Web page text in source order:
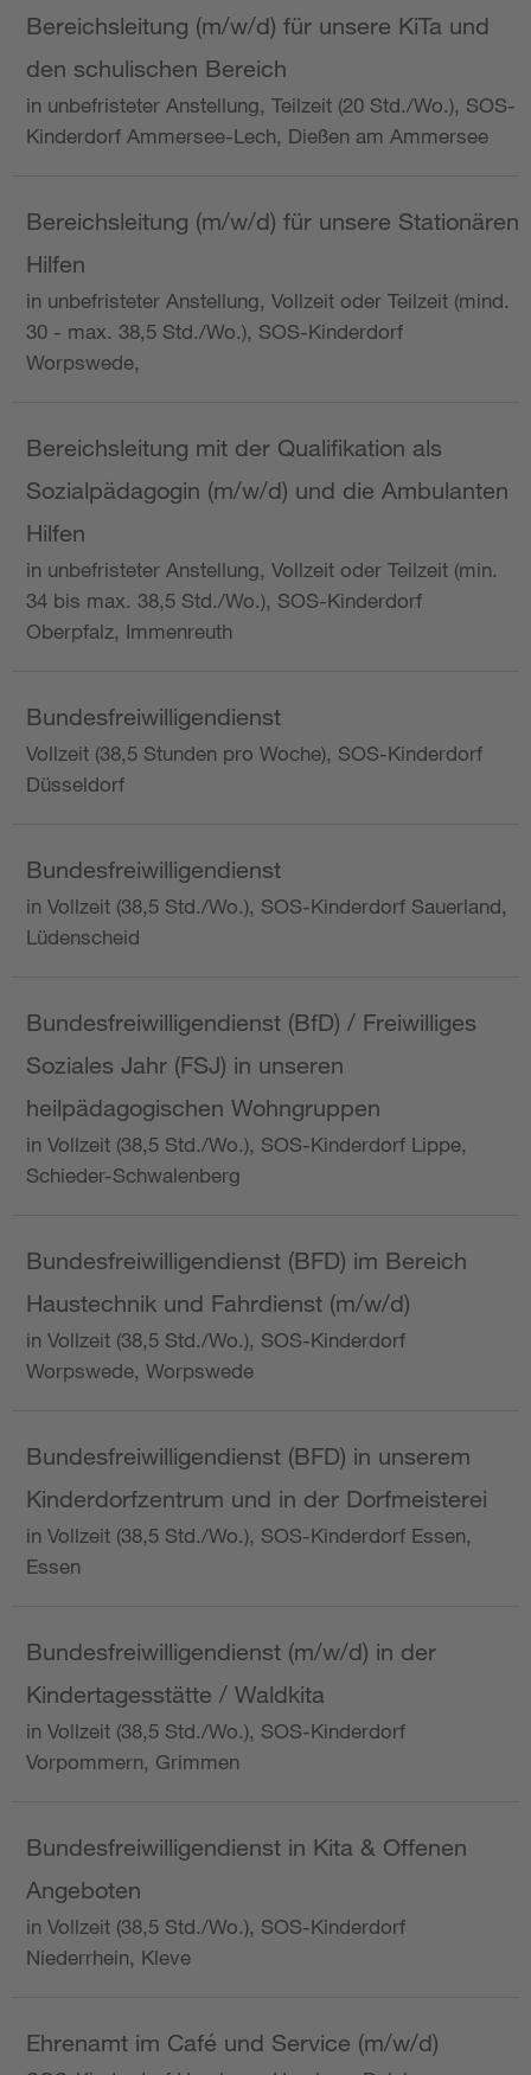
Bereichsleitung (m/w/d) für unsere KiTa und
den schulischen Bereich
in unbefristeter Anstellung, Teilzeit (20 Std./Wo.), SOS-
Kinderdorf Ammersee-Lech, Dießen am Ammersee
Bereichsleitung (m/w/d) für unsere Stationären
Hilfen
in unbefristeter Anstellung, Vollzeit oder Teilzeit (mind.
30 - max. 38,5 Std./Wo.), SOS-Kinderdorf
Worpswede,
Bereichsleitung mit der Qualifikation als
Sozialpädagogin (m/w/d) und die Ambulanten
Hilfen
in unbefristeter Anstellung, Vollzeit oder Teilzeit (min.
34 bis max. 38,5 Std./Wo.), SOS-Kinderdorf
Oberpfalz, Immenreuth
Bundesfreiwilligendienst
Vollzeit (38,5 Stunden pro Woche), SOS-Kinderdorf
Düsseldorf
Bundesfreiwilligendienst
in Vollzeit (38,5 Std./Wo.), SOS-Kinderdorf Sauerland,
Lüdenscheid
Bundesfreiwilligendienst (BfD) / Freiwilliges
Soziales Jahr (FSJ) in unseren
heilpädagogischen Wohngruppen
in Vollzeit (38,5 Std./Wo.), SOS-Kinderdorf Lippe,
Schieder-Schwalenberg
Bundesfreiwilligendienst (BFD) im Bereich
Haustechnik und Fahrdienst (m/w/d)
in Vollzeit (38,5 Std./Wo.), SOS-Kinderdorf
Worpswede, Worpswede
Bundesfreiwilligendienst (BFD) in unserem
Kinderdorfzentrum und in der Dorfmeisterei
in Vollzeit (38,5 Std./Wo.), SOS-Kinderdorf Essen,
Essen
Bundesfreiwilligendienst (m/w/d) in der
Kindertagesstätte / Waldkita
in Vollzeit (38,5 Std./Wo.), SOS-Kinderdorf
Vorpommern, Grimmen
Bundesfreiwilligendienst in Kita & Offenen
Angeboten
in Vollzeit (38,5 Std./Wo.), SOS-Kinderdorf
Niederrhein, Kleve
Ehrenamt im Café und Service (m/w/d)